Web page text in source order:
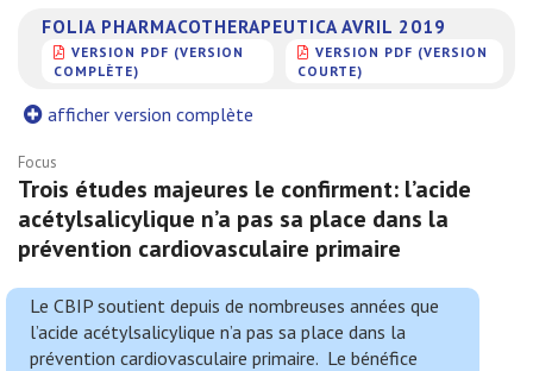
FOLIA PHARMACOTHERAPEUTICA AVRIL 2019
VERSION PDF (VERSION
COMPLÈTE)
VERSION PDF (VERSION
COURTE)
afficher version complète
Focus
Trois études majeures le confirment: l’acide
acétylsalicylique n’a pas sa place dans la
prévention cardiovasculaire primaire
Le CBIP soutient depuis de nombreuses années que
l’acide acétylsalicylique n’a pas sa place dans la
prévention cardiovasculaire primaire. Le bénéfice